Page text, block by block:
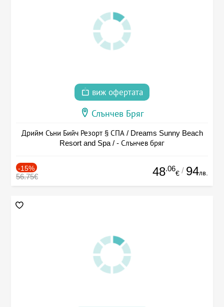
виж офертата
Слънчев Бряг
Дрийм Съни Бийч Резорт § СПА / Dreams Sunny Beach
Resort and Spa / - Слънчев бряг
-15%
56.75€ 48.06
€ / 94лв.